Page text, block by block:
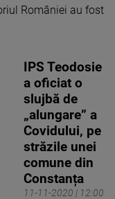
României au fost
11-11-2020 | 12:00
IPS Teodosie
a oficiat o
slujbă de
„alungare” a
Covidului, pe
străzile unei
comune din
Constanța